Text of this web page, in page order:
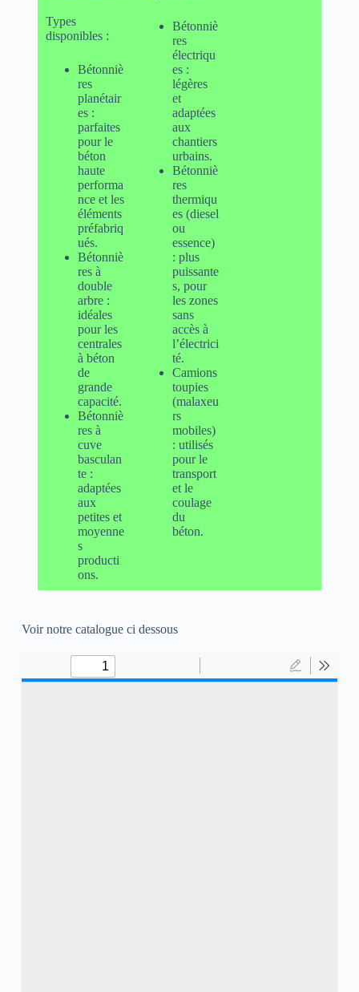
Types
disponibles :
Bétonniè
res
planétair
es :
parfaites
pour le
béton
haute
performa
nce et les
éléments
préfabriq
ués.
Bétonniè
res à
double
arbre :
idéales
pour les
centrales
à béton
de
grande
capacité.
Bétonniè
res à
cuve
basculan
te :
adaptées
aux
petites et
moyenne
s
producti
ons.
Bétonniè
res
électriqu
es :
légères
et
adaptées
aux
chantiers
urbains.
Bétonniè
res
thermiqu
es (diesel
ou
essence)
: plus
puissante
s, pour
les zones
sans
accès à
l’électrici
té.
Camions
toupies
(malaxeu
rs
mobiles)
: utilisés
pour le
transport
et le
coulage
du
béton.
Voir notre catalogue ci dessous